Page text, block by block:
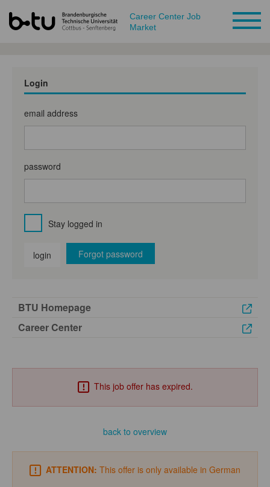
Career Center Job
Market
Login
email address
password
Stay logged in
login Forgot password
BTU Homepage
Career Center
This job offer has expired.
back to overview
ATTENTION: This offer is only available in German